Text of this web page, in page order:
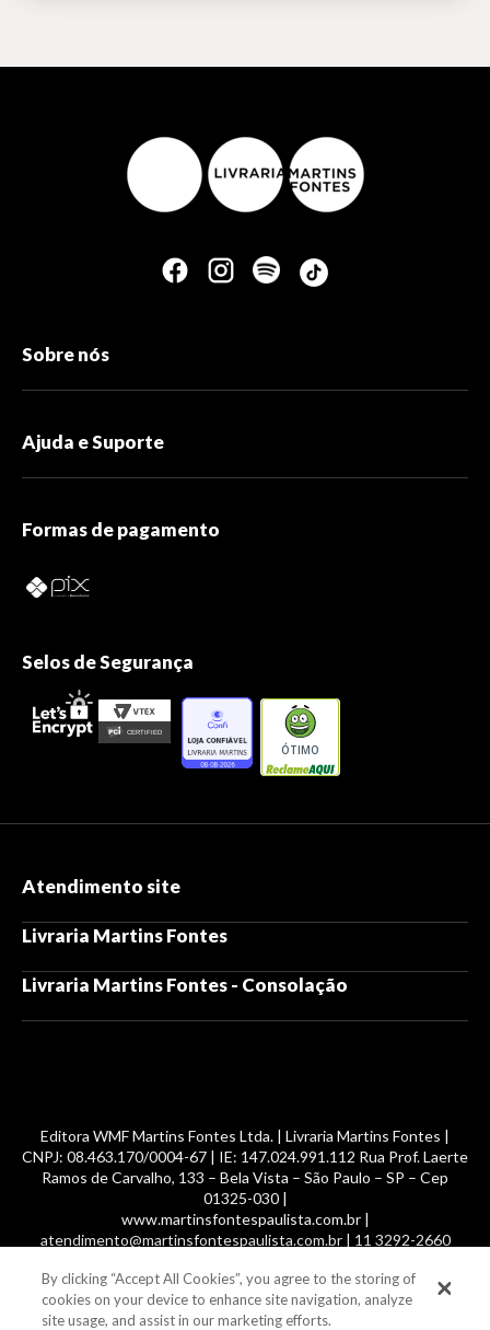
Sobre nós
Ajuda e Suporte
Formas de pagamento
Selos de Segurança
ÓTIMO
Atendimento site
Livraria Martins Fontes
Livraria Martins Fontes - Consolação
Editora WMF Martins Fontes Ltda. | Livraria Martins Fontes |
CNPJ: 08.463.170/0004-67 | IE: 147.024.991.112 Rua Prof. Laerte
Ramos de Carvalho, 133 – Bela Vista – São Paulo – SP – Cep
01325-030 |
www.martinsfontespaulista.com.br |
atendimento@martinsfontespaulista.com.br | 11 3292-2660
© 2014 -2026, MartinsFontes livros nacionais e importados,
com mais de 700 mil títulos. Todos os direitos reservados.
By clicking “Accept All Cookies”, you agree to the storing of
cookies on your device to enhance site navigation, analyze
site usage, and assist in our marketing efforts.